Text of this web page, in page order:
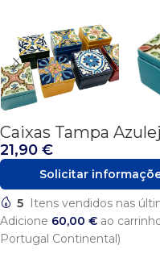
Caixas Tampa
21,90 €
Solicitar
5 Itens vendidos nas
Adicione 60,00 € ao
Portugal Continental)